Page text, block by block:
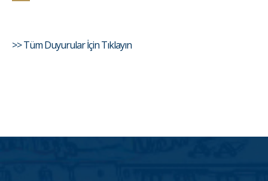
>> Tüm Duyurular İçin Tıklayın